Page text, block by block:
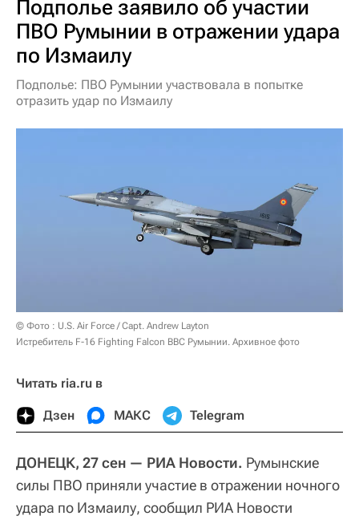
Подполье заявило об участии
ПВО Румынии в отражении удара
по Измаилу
Подполье: ПВО Румынии участвовала в попытке
отразить удар по Измаилу
© Фото : U.S. Air Force / Capt. Andrew Layton
Истребитель F-16 Fighting Falcon ВВС Румынии. Архивное фото
Читать ria.ru в
Дзен МАКС Telegram
ДОНЕЦК, 27 сен — РИА Новости. Румынские
силы ПВО приняли участие в отражении ночного
удара по Измаилу, сообщил РИА Новости